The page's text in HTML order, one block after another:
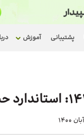
پشتیبانی آموزش